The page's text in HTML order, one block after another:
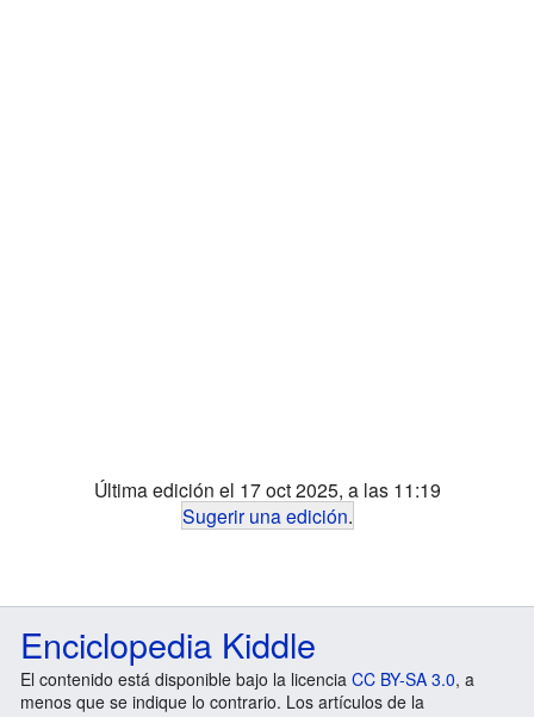
Última edición el 17 oct 2025, a las 11:19
Sugerir una edición.
Enciclopedia Kiddle
El contenido está disponible bajo la licencia CC BY-SA 3.0, a
menos que se indique lo contrario. Los artículos de la